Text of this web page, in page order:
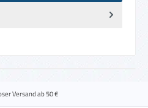
Versand ab 50 €